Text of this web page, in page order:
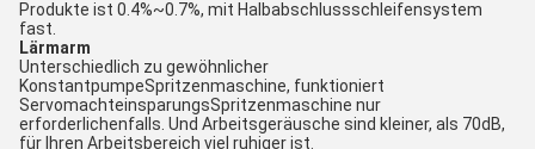
Produkte ist 0.4%~0.7%, mit Halbabschlussschleifensystem
fast.
Lärmarm
Unterschiedlich zu gewöhnlicher
KonstantpumpeSpritzenmaschine, funktioniert
ServomachteinsparungsSpritzenmaschine nur
erforderlichenfalls. Und Arbeitsgeräusche sind kleiner, als 70dB,
für Ihren Arbeitsbereich viel ruhiger ist.